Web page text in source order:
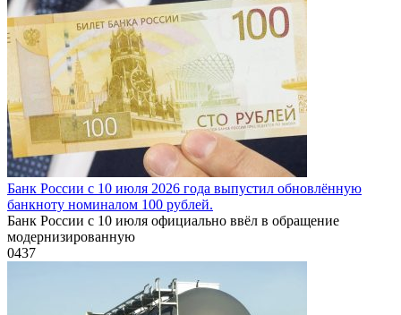
Банк России с 10 июля 2026 года выпустил обновлённую
банкноту номиналом 100 рублей.
Банк России с 10 июля официально ввёл в обращение
модернизированную
0437